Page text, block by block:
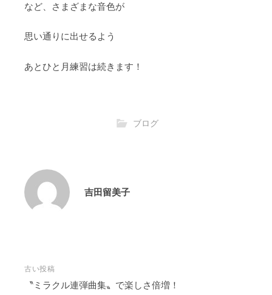
など、さまざまな音色が
思い通りに出せるよう
あとひと月練習は続きます！
ブログ
吉田留美子
投
稿
古い投稿
〝ミラクル連弾曲集〟で楽しさ倍増！